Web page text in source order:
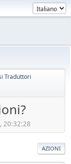
Traduttori
20:32:28
AZIONI